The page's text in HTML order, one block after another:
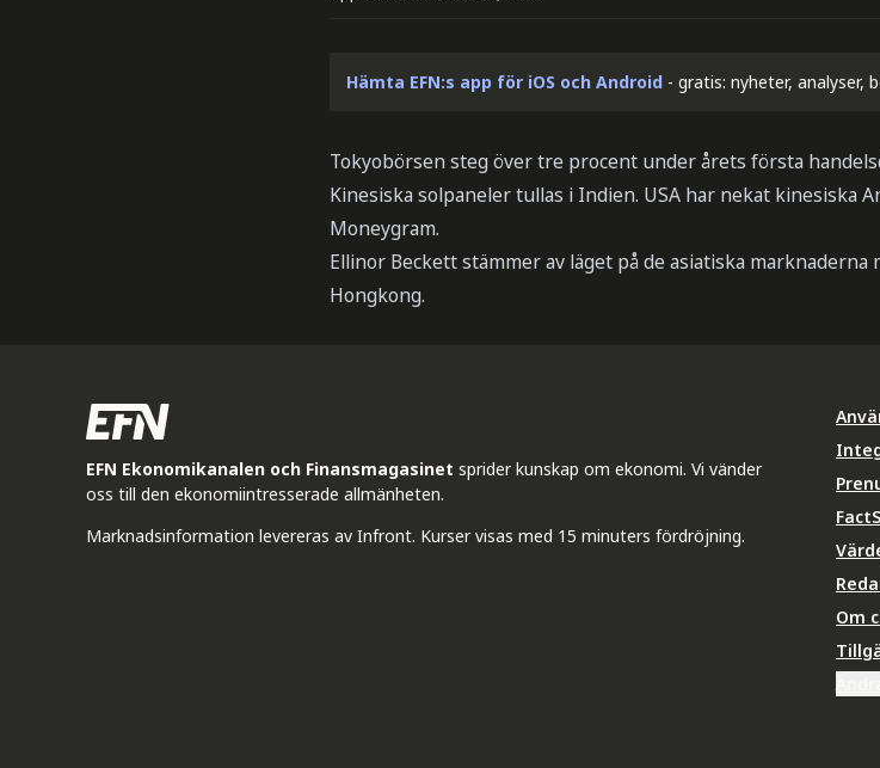
Hämta EFN:s app för iOS och Android - gratis: nyheter, analyser,
Tokyobörsen steg över tre procent under årets första
Kinesiska solpaneler tullas i Indien. USA har nekat kinesiska
Moneygram.
Ellinor Beckett stämmer av läget på de asiatiska
Hongkong.
EFN Ekonomikanalen och Finansmagasinet sprider kunskap om ekonomi. Vi vänder
oss till den ekonomiintresserade allmänheten.
Marknadsinformation levereras av Infront. Kurser visas med 15 minuters fördröjning.
Om